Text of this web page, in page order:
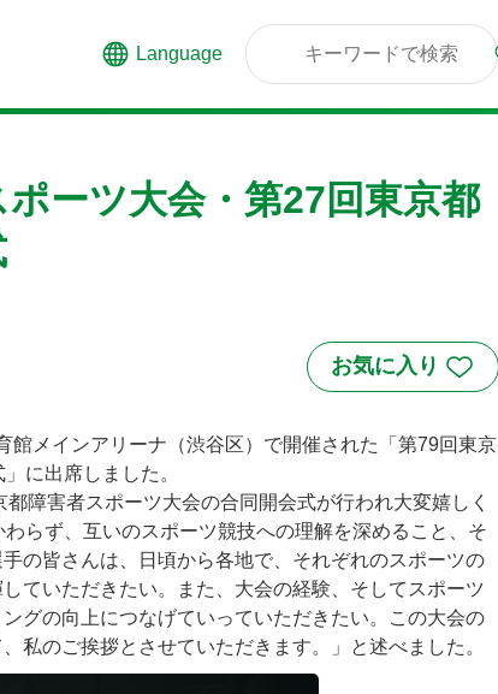
Language
ポーツ大会・第27回東京都
メインアリーナ（渋谷区）で開催された「第79回東京
に出席しました。
障害者スポーツ大会の合同開会式が行われ大変嬉しく
らず、互いのスポーツ競技への理解を深めること、そ
の皆さんは、日頃から各地で、それぞれのスポーツの
ていただきたい。また、大会の経験、そしてスポーツ
グの向上につなげていっていただきたい。この大会の
私のご挨拶とさせていただきます。」と述べました。